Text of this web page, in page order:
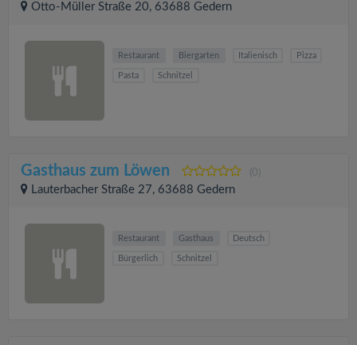
Otto-Müller Straße 20, 63688 Gedern
Restaurant Biergarten Italienisch Pizza
Pasta Schnitzel
Gasthaus zum Löwen (0)
Lauterbacher Straße 27, 63688 Gedern
Restaurant Gasthaus Deutsch
Bürgerlich Schnitzel